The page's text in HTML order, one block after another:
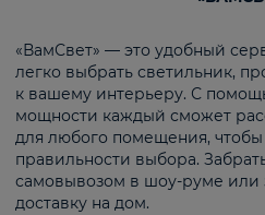
«ВамСвет» — это удобный
легко выбрать светильник,
к вашему интерьеру. С
мощности каждый сможет
для любого помещения, чтобы
правильности выбора.
самовывозом в шоу-руме или
доставку на дом.